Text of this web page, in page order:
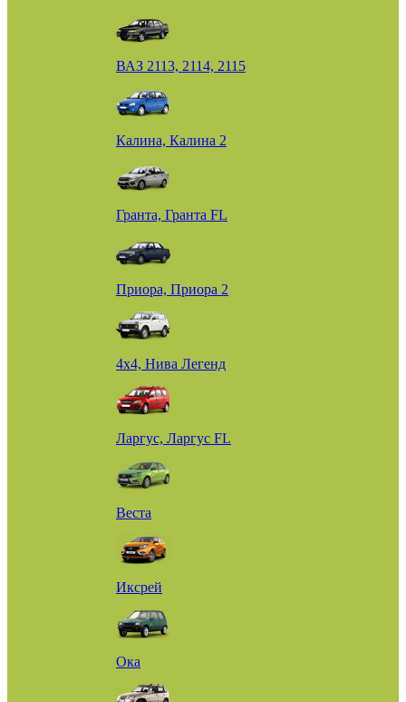
ВАЗ 2113, 2114, 2115
Калина, Калина 2
Гранта, Гранта FL
Приора, Приора 2
4х4, Нива Легенд
Ларгус, Ларгус FL
Веста
Иксрей
Ока